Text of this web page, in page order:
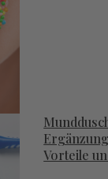
Vorteile